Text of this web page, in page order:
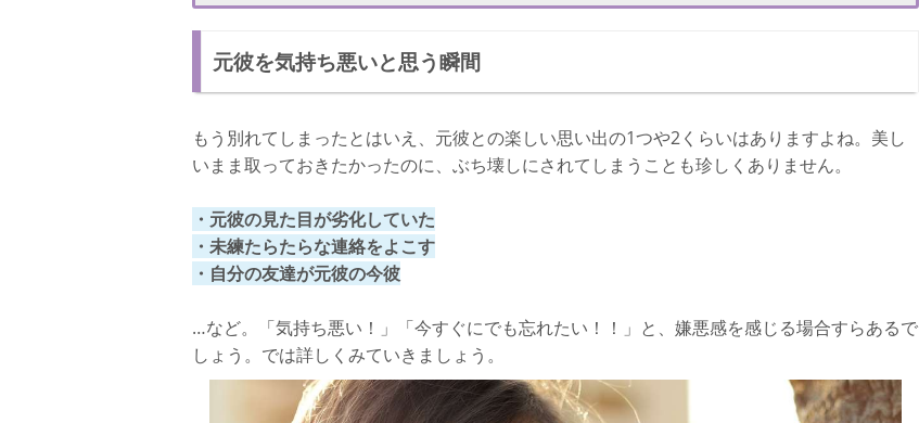
さいごに
元彼を気持ち悪いと思う瞬間
もう別れてしまったとはいえ、元彼との楽しい思い出の1つや2くらいはありますよね。美し
いまま取っておきたかったのに、ぶち壊しにされてしまうことも珍しくありません。
・元彼の見た目が劣化していた
・未練たらたらな連絡をよこす
・自分の友達が元彼の今彼
…など。「気持ち悪い！」「今すぐにでも忘れたい！！」と、嫌悪感を感じる場合すらあるで
しょう。では詳しくみていきましょう。